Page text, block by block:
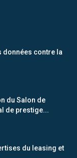
données contre la
du Salon de
de prestige...
du leasing et